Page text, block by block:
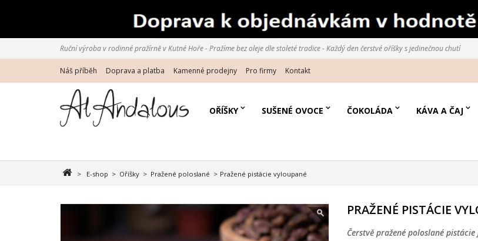
Ruční výroba v rodinné pražírně v Kutné Hoře - Pražíme bez oleje dle stoleté tradice - Každý den čerstvé oříšky s jedinečnou chutí
Náš příběh Doprava a platba Kamenné prodejny Pro firmy Kontakt
OŘÍŠKY SUŠENÉ OVOCE ČOKOLÁDA KÁVA A ČAJ
> E-shop > Oříšky > Pražené poloslané > Pražené pistácie vyloupané
PRAŽENÉ PISTÁCIE
Čerstvě pražené poloslané